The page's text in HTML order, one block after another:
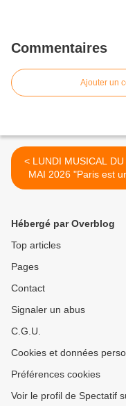
Commentaires
Ajouter un
< LUNDI MUSICAL DU 18
MAI 2026 "Paris est
fête" à l'Athénée
Hébergé par Overblog
Top articles
Pages
Contact
Signaler un abus
C.G.U.
Cookies et données
Préférences cookies
Voir le profil de Spectatif